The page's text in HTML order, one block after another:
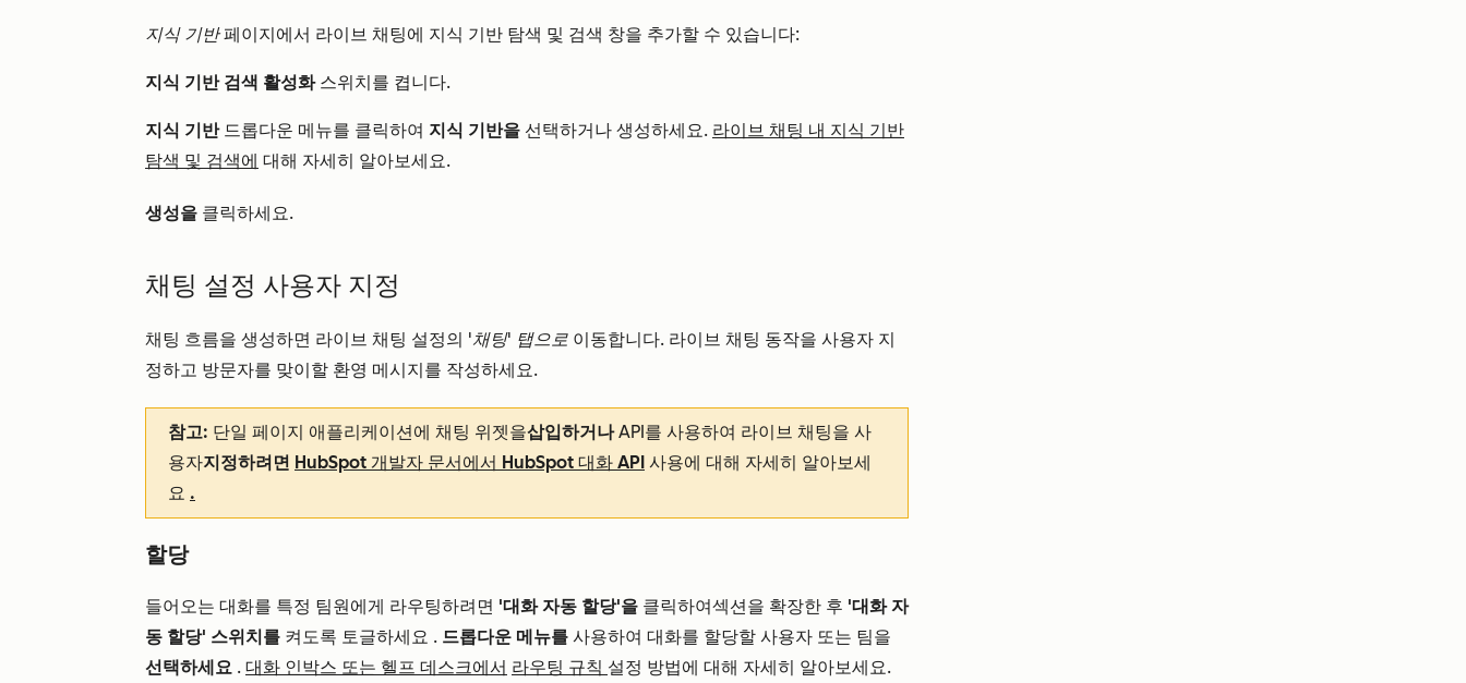
지식 기반페이지에서 라이브 채팅에 지식 기반 탐색 및 검색 창을 추가할 수 있습니다:
지식 기반 검색 활성화스위치를 켭니다.
지식 기반드롭다운 메뉴를 클릭하여 지식 기반을 선택하거나 생성하세요. 라이브 채팅 내 지식 기반
탐색 및 검색에 대해 자세히 알아보세요.
생성을 클릭하세요.
채팅 설정 사용자 지정
채팅 흐름을 생성하면 라이브 채팅 설정의 '채팅' 탭으로 이동합니다. 라이브 채팅 동작을 사용자 지
정하고 방문자를 맞이할 환영 메시지를 작성하세요.
참고: 단일 페이지 애플리케이션에 채팅 위젯을삽입하거나API를 사용하여 라이브 채팅을 사
용자지정하려면 HubSpot 개발자 문서에서 HubSpot 대화 API 사용에 대해 자세히 알아보세
요 .
할당
들어오는 대화를 특정 팀원에게 라우팅하려면 '대화 자동 할당'을 클릭하여섹션을 확장한 후 '대화 자
동 할당' 스위치를 켜도록 토글하세요 . 드롭다운 메뉴를 사용하여 대화를 할당할 사용자 또는 팀을
선택하세요 . 대화 인박스 또는 헬프 데스크에서 라우팅 규칙 설정 방법에 대해 자세히 알아보세요.